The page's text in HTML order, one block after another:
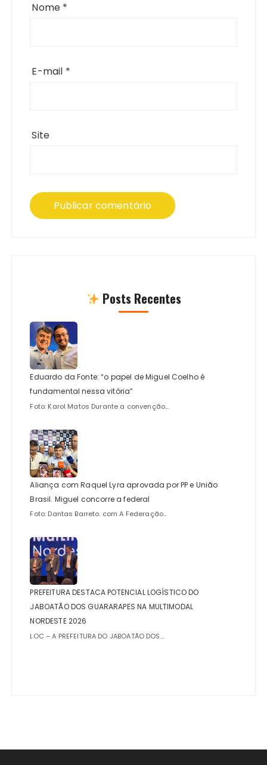
Nome *
E-mail *
Site
Posts Recentes
Eduardo da Fonte: “o papel de Miguel Coelho é
fundamental nessa vitória”
Foto: Karol Matos Durante a convenção...
Aliança com Raquel Lyra aprovada por PP e União
Brasil. Miguel concorre a federal
Foto: Dantas Barreto. com A Federação...
PREFEITURA DESTACA POTENCIAL LOGÍSTICO DO
JABOATÃO DOS GUARARAPES NA MULTIMODAL
NORDESTE 2026
LOC – A PREFEITURA DO JABOATÃO DOS...